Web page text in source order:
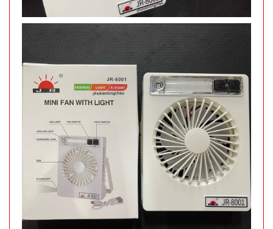
Móc khóa
rung rung
mini MÃ
001340
GIÁ:
29.000 đ
TÌNH